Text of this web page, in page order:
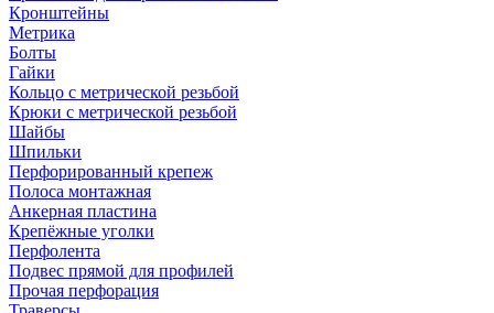
Кронштейны
Метрика
Болты
Гайки
Кольцо с метрической резьбой
Крюки с метрической резьбой
Шайбы
Шпильки
Перфорированный крепеж
Полоса монтажная
Анкерная пластина
Крепёжные уголки
Перфолента
Подвес прямой для профилей
Прочая перфорация